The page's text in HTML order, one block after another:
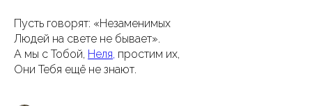
Пусть говорят: «Незаменимых
Людей на свете не бывает».
А мы с Тобой, Неля, простим их,
Они Тебя ещё не знают.